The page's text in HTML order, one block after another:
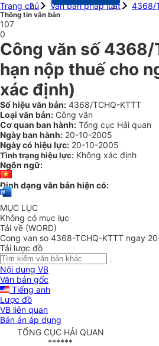
Trang chủ
Văn bản pháp luật 4368/
Thông tin văn bản
107
0
Công văn số
hạn nộp thuế cho
xác định)
Số hiệu văn bản: 4368/TCHQ-KTTT
Loại văn bản: Công văn
Cơ quan ban hành: Tổng cục Hải quan
Ngày ban hành: 20-10-2005
Ngày có hiệu lực: 20-10-2005
Tình trạng hiệu lực: Không xác định
Ngôn ngữ:
Định dạng văn bản hiện có:
MỤC LỤC
Không có mục lục
Tải về (WORD)
Cong van so 4368-TCHQ-KTTT ngay
Tải lược đồ
Nội dung VB
Văn bản gốc
Tiếng anh
Lược đồ
VB liên quan
Bản án áp dụng
TỔNG CỤC HẢI QUAN
******